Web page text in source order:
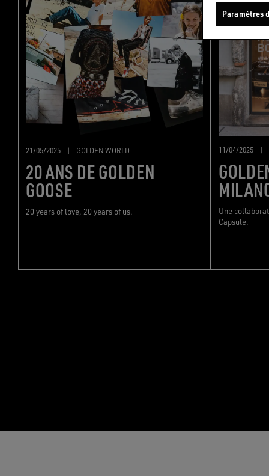
21/05/2025 | GOLDEN WORLD
20 ANS DE GOLDEN
GOOSE
20 years of love, 20 years of us.
11/04/2025 |
Une
Capsule.
Paramètres